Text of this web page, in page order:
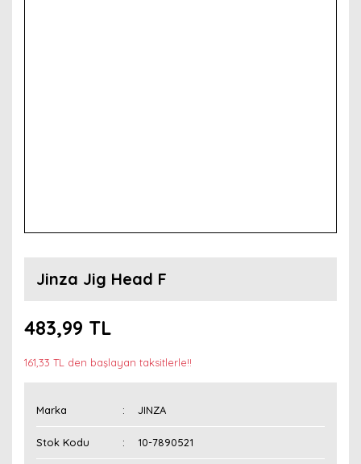
Jinza Jig Head F
483,99 TL
161,33 TL den başlayan taksitlerle!!
Marka JINZA
Stok Kodu 10-7890521